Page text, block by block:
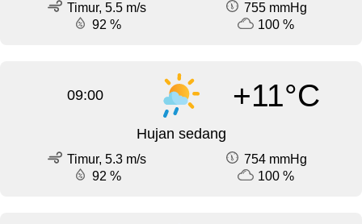
Timur, 5.5 m/s
755 mmHg
92 %
100 %
09:00 +11°C
Hujan sedang
Timur, 5.3 m/s
754 mmHg
92 %
100 %